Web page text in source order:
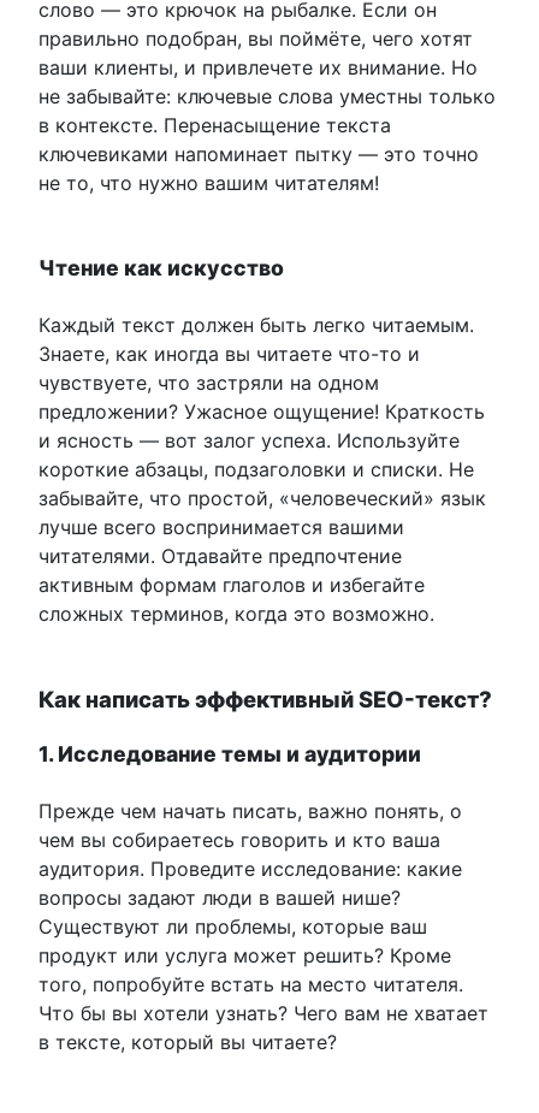
слово — это крючок на рыбалке. Если он
правильно подобран, вы поймёте, чего хотят
ваши клиенты, и привлечете их внимание. Но
не забывайте: ключевые слова уместны только
в контексте. Перенасыщение текста
ключевиками напоминает пытку — это точно
не то, что нужно вашим читателям!
Чтение как искусство
Каждый текст должен быть легко читаемым.
Знаете, как иногда вы читаете что-то и
чувствуете, что застряли на одном
предложении? Ужасное ощущение! Краткость
и ясность — вот залог успеха. Используйте
короткие абзацы, подзаголовки и списки. Не
забывайте, что простой, «человеческий» язык
лучше всего воспринимается вашими
читателями. Отдавайте предпочтение
активным формам глаголов и избегайте
сложных терминов, когда это возможно.
Как написать эффективный SEO-текст?
1. Исследование темы и аудитории
Прежде чем начать писать, важно понять, о
чем вы собираетесь говорить и кто ваша
аудитория. Проведите исследование: какие
вопросы задают люди в вашей нише?
Существуют ли проблемы, которые ваш
продукт или услуга может решить? Кроме
того, попробуйте встать на место читателя.
Что бы вы хотели узнать? Чего вам не хватает
в тексте, который вы читаете?